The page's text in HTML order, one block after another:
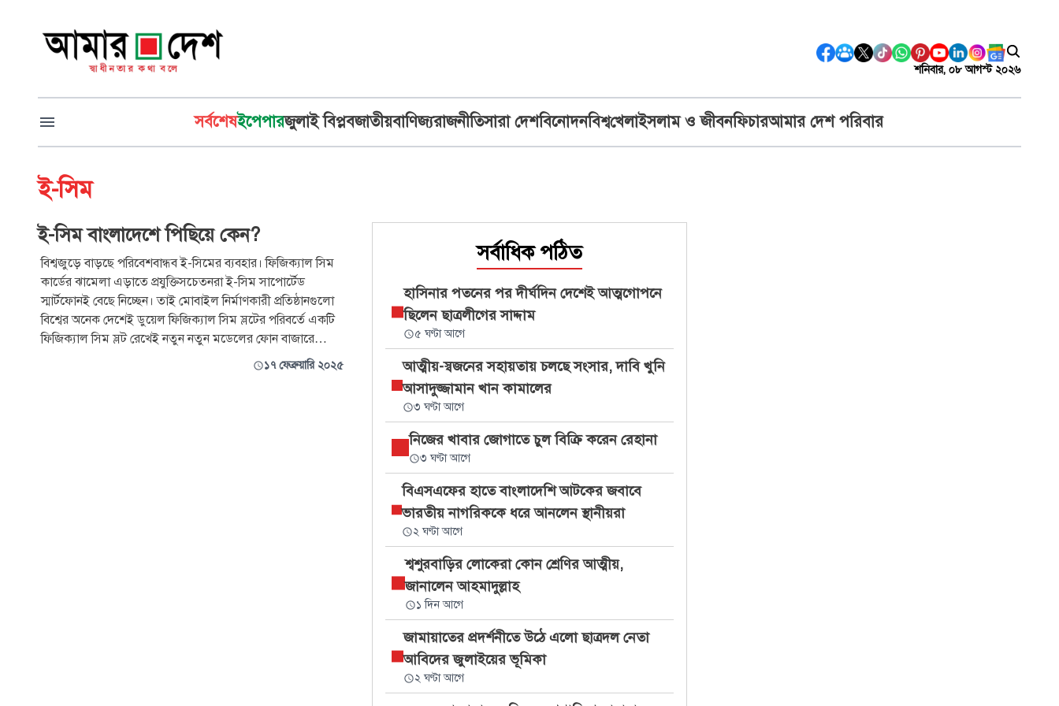
শনিবার, ০৮ আগস্ট ২০২৬
সর্বশেষইপেপারজুলাই বিপ্লবজাতীয়বাণিজ্যরাজনীতিসারা দেশবিনোদনবিশ্বখেলাইসলাম ও জীবনফিচারআমার দেশ পরিবার
ই-সিম
ই-সিম বাংলাদেশে পিছিয়ে কেন?
বিশ্বজুড়ে বাড়ছে পরিবেশবান্ধব ই-সিমের ব্যবহার। ফিজিক্যাল সিম
কার্ডের ঝামেলা এড়াতে প্রযুক্তিসচেতনরা ই-সিম সাপোর্টেড
স্মার্টফোনই বেছে নিচ্ছেন। তাই মোবাইল নির্মাণকারী প্রতিষ্ঠানগুলো
বিশ্বের অনেক দেশেই ডুয়েল ফিজিক্যাল সিম স্লটের পরিবর্তে একটি
ফিজিক্যাল সিম স্লট রেখেই নতুন নতুন মডেলের ফোন বাজারে
১৭ ফেব্রুয়ারি ২০২৫
সর্বাধিক পঠিত
হাসিনার পতনের পর দীর্ঘদিন দেশেই আত্মগোপনে
ছিলেন ছাত্রলীগের সাদ্দাম
৫ ঘণ্টা আগে
আত্মীয়-স্বজনের সহায়তায় চলছে সংসার, দাবি খুনি
আসাদুজ্জামান খান কামালের
৩ ঘণ্টা আগে
নিজের খাবার জোগাতে চুল বিক্রি করেন রেহানা
৩ ঘণ্টা আগে
বিএসএফের হাতে বাংলাদেশি আটকের জবাবে
ভারতীয় নাগরিককে ধরে আনলেন স্থানীয়রা
২ ঘণ্টা আগে
শ্বশুরবাড়ির লোকেরা কোন শ্রেণির আত্মীয়,
জানালেন আহমাদুল্লাহ
১ দিন আগে
জামায়াতের প্রদর্শনীতে উঠে এলো ছাত্রদল নেতা
আবিদের জুলাইয়ের ভূমিকা
২ ঘণ্টা আগে